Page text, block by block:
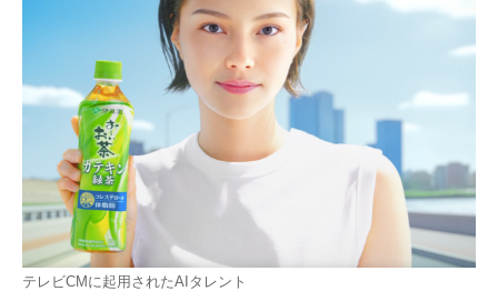
テレビCMに起用されたAIタレント